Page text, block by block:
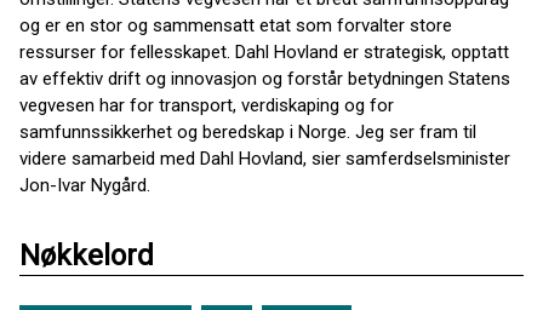
og er en stor og sammensatt etat som forvalter store
ressurser for fellesskapet. Dahl Hovland er strategisk, opptatt
av effektiv drift og innovasjon og forstår betydningen Statens
vegvesen har for transport, verdiskaping og for
samfunnssikkerhet og beredskap i Norge. Jeg ser fram til
videre samarbeid med Dahl Hovland, sier samferdselsminister
Jon-Ivar Nygård.
Nøkkelord